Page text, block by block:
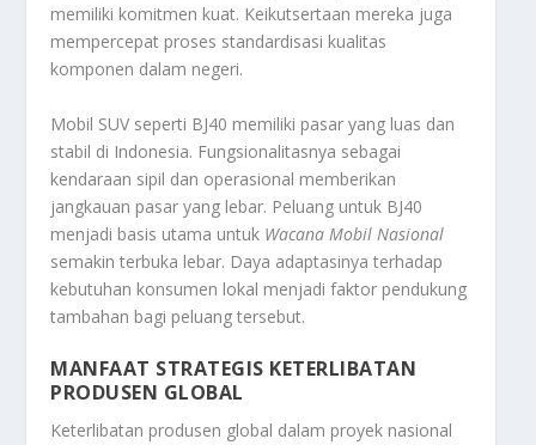
memiliki komitmen kuat. Keikutsertaan mereka juga
mempercepat proses standardisasi kualitas
komponen dalam negeri.
Mobil SUV seperti BJ40 memiliki pasar yang luas dan
stabil di Indonesia. Fungsionalitasnya sebagai
kendaraan sipil dan operasional memberikan
jangkauan pasar yang lebar. Peluang untuk BJ40
menjadi basis utama untuk Wacana Mobil Nasional
semakin terbuka lebar. Daya adaptasinya terhadap
kebutuhan konsumen lokal menjadi faktor pendukung
tambahan bagi peluang tersebut.
MANFAAT STRATEGIS KETERLIBATAN
PRODUSEN GLOBAL
Keterlibatan produsen global dalam proyek nasional